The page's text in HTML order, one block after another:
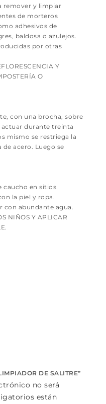
remover y limpiar
de morteros
adhesivos de
baldosa o azulejos.
por otras
Y
O
con una brocha, sobre
actuar durante treinta
mismo se restriega la
acero. Luego se
caucho en sitios
la piel y ropa.
con abundante agua.
NIÑOS Y APLICAR
DE SALITRE”
no será
están